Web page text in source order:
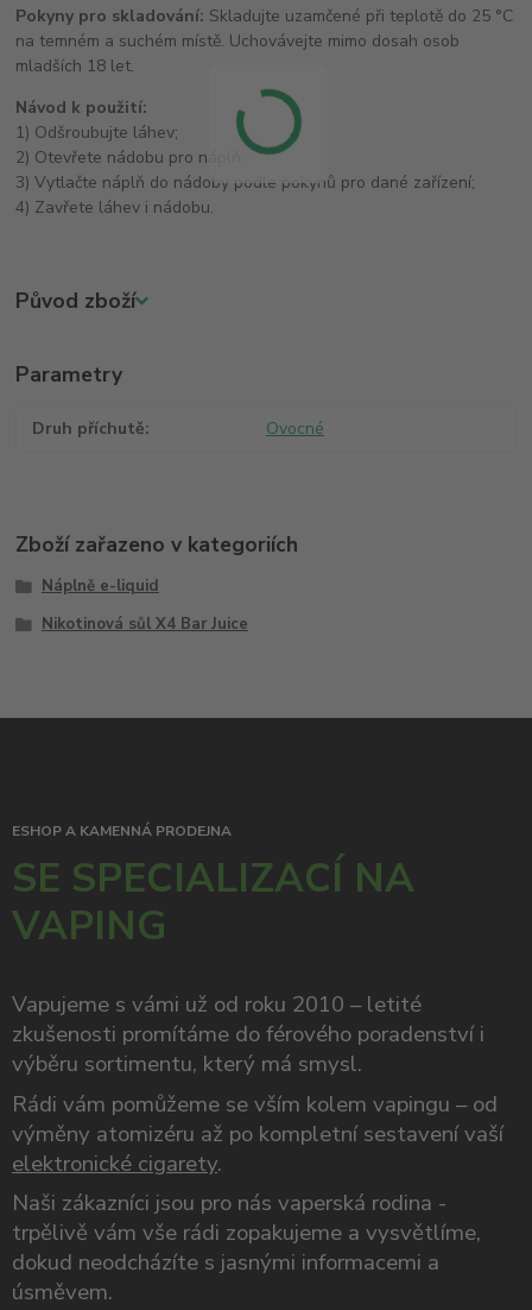
Pokyny pro skladování: Skladujte uzamčené při teplotě do 25 °C
na temném a suchém místě. Uchovávejte mimo dosah osob
mladších 18 let.
Návod k použití:
1) Odšroubujte láhev;
2) Otevřete nádobu pro náplň;
3) Vytlačte náplň do nádoby podle pokynů pro dané zařízení;
4) Zavřete láhev i nádobu.
Původ zboží
Parametry
Druh příchutě Ovocné
Zboží zařazeno v kategoriích
Náplně e-liquid
Nikotinová sůl X4 Bar Juice
ESHOP A KAMENNÁ PRODEJNA
SE SPECIALIZACÍ NA
VAPING
Vapujeme s vámi už od roku 2010 – letité
zkušenosti promítáme do férového poradenství i
výběru sortimentu, který má smysl.
Rádi vám pomůžeme se vším kolem vapingu – od
výměny atomizéru až po kompletní sestavení vaší
elektronické cigarety.
Naši zákazníci jsou pro nás vaperská rodina -
trpělivě vám vše rádi zopakujeme a vysvětlíme,
dokud neodcházíte s jasnými informacemi a
úsměvem.